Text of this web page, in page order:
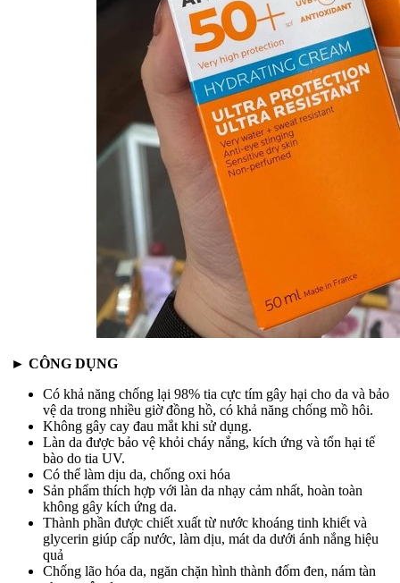
► CÔNG DỤNG
Có khả năng chống lại 98% tia cực tím gây hại cho da và bảo
vệ da trong nhiều giờ đồng hồ, có khả năng chống mồ hôi.
Không gây cay đau mắt khi sử dụng.
Làn da được bảo vệ khỏi cháy nắng, kích ứng và tổn hại tế
bào do tia UV.
Có thể làm dịu da, chống oxi hóa
Sản phẩm thích hợp với làn da nhạy cảm nhất, hoàn toàn
không gây kích ứng da.
Thành phần được chiết xuất từ nước khoáng tinh khiết và
glycerin giúp cấp nước, làm dịu, mát da dưới ánh nắng hiệu
quả
Chống lão hóa da, ngăn chặn hình thành đốm đen, nám tàn